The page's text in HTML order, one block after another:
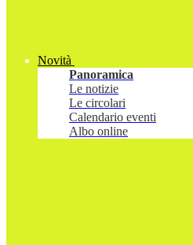
Novità
Panoramica
Le notizie
Le circolari
Calendario eventi
Albo online